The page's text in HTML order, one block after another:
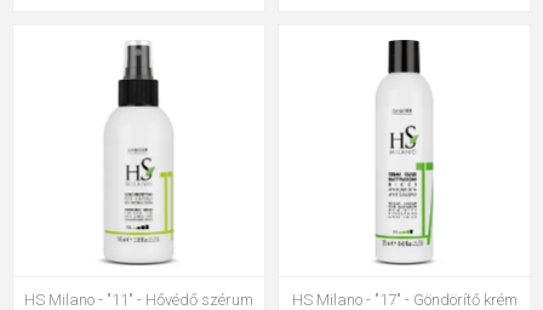
HS Milano - "11" - Hővédő szérum
HS Milano - "17" - Göndörítő krém